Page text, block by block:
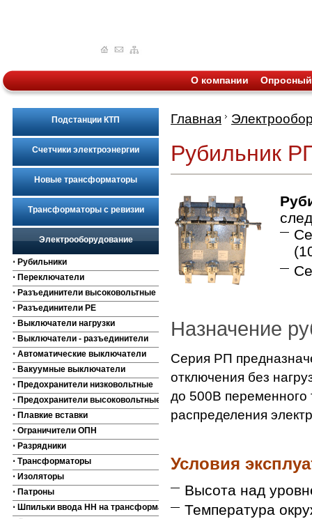
О компании
Подстанции КТП
Счетчики электроэнергии
Новые трансформаторы
Трансформаторы с ревизии
Электрооборудование
⋅ Рубильники
⋅ Переключатели
⋅ Разъединители высоковольтные
⋅ Разъединители РЕ
⋅ Выключатели нагрузки
⋅ Выключатели - разъединители
⋅ Автоматические выключатели
⋅ Вакуумные выключатели
⋅ Предохранители низковольтные
⋅ Предохранители высоковольтные
⋅ Плавкие вставки
⋅ Ограничители ОПН
⋅ Разрядники
⋅ Трансформаторы
⋅ Изоляторы
⋅ Патроны
⋅ Шпильки ввода НН на трансформаторы
Главная
Рубильник
Назначение
Серия РП
отключения без
до 500В переменного
распределения
Условия
Высота над
Температура